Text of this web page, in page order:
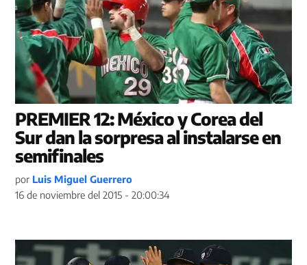
PREMIER 12: México y Corea del
Sur dan la sorpresa al instalarse en
semifinales
por Luis Miguel Guerrero
16 de noviembre del 2015 - 20:00:34